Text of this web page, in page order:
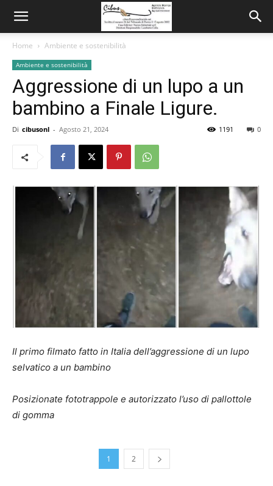
Home Ambiente e sostenibilità
Ambiente e sostenibilità
Aggressione di un lupo a un
bambino a Finale Ligure.
Di cibusonl - Agosto 21, 2024 0
1191
Il primo filmato fatto in Italia dell’aggressione di un lupo
selvatico a un bambino
Posizionate fototrappole e autorizzato l’uso di pallottole
di gomma
1 2